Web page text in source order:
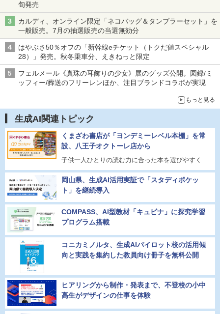
旬発売
カルディ、オンライン限定「ネコバッグ＆タンブラーセット」を
一般販売。7月の抽選販売の当選無効分
はやぶさ50％オフの「新幹線eチケット（トクだ値スペシャル
28）」発売。秋冬乗車分、えきねっと限定
フェルメール《真珠の耳飾りの少女》展のグッズ公開。図録/ミ
ッフィー/葬送のフリーレンほか、注目ブランドコラボが実現
もっと見る
生成AI関連トピック
くまざわ書店が「ヨンデミーレベル本棚」を常
設、八王子オクトーレ店から
子供一人ひとりの読む力に合った本を選びやすく
岡山県、生成AI活用実証で「スタディポケッ
ト」を継続導入
COMPASS、AI型教材「キュビナ」に探究学習
プログラム搭載
コニカミノルタ、生成AIパイロット校の活用傾
向と実践を集約した教員向け冊子を無料公開
ヒアリングから制作・発表まで、不登校の小中
高生がデザインの仕事を体験